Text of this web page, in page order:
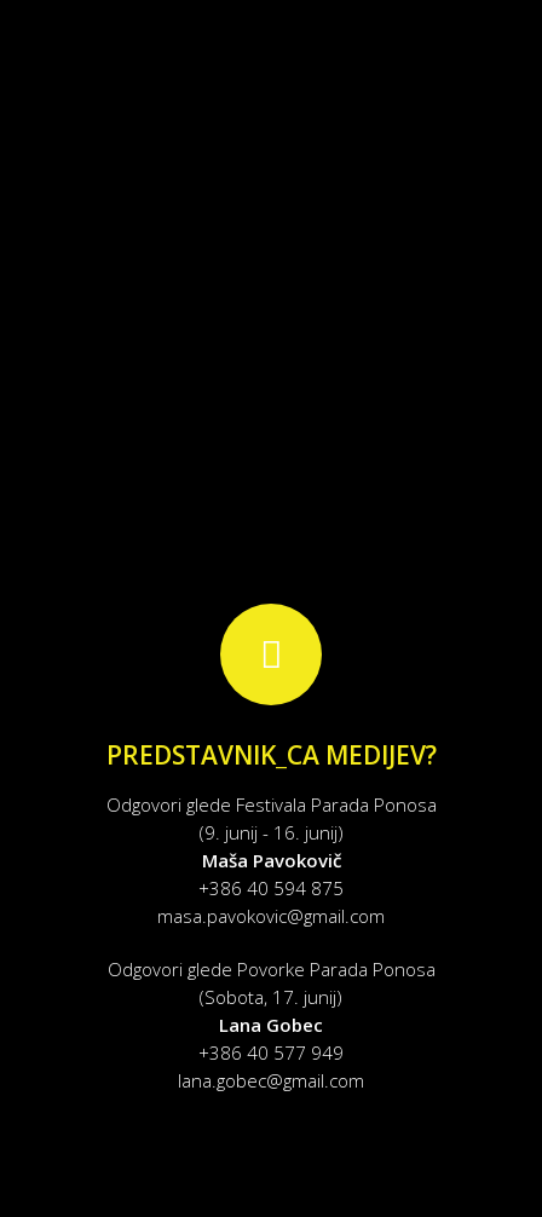
PREDSTAVNIK_CA MEDIJEV?
Odgovori glede Festivala Parada Ponosa
(9. junij - 16. junij)
Maša Pavokovič
+386 40 594 875
masa.pavokovic@gmail.com
Odgovori glede Povorke Parada Ponosa
(Sobota, 17. junij)
Lana Gobec
+386 40 577 949
lana.gobec@gmail.com